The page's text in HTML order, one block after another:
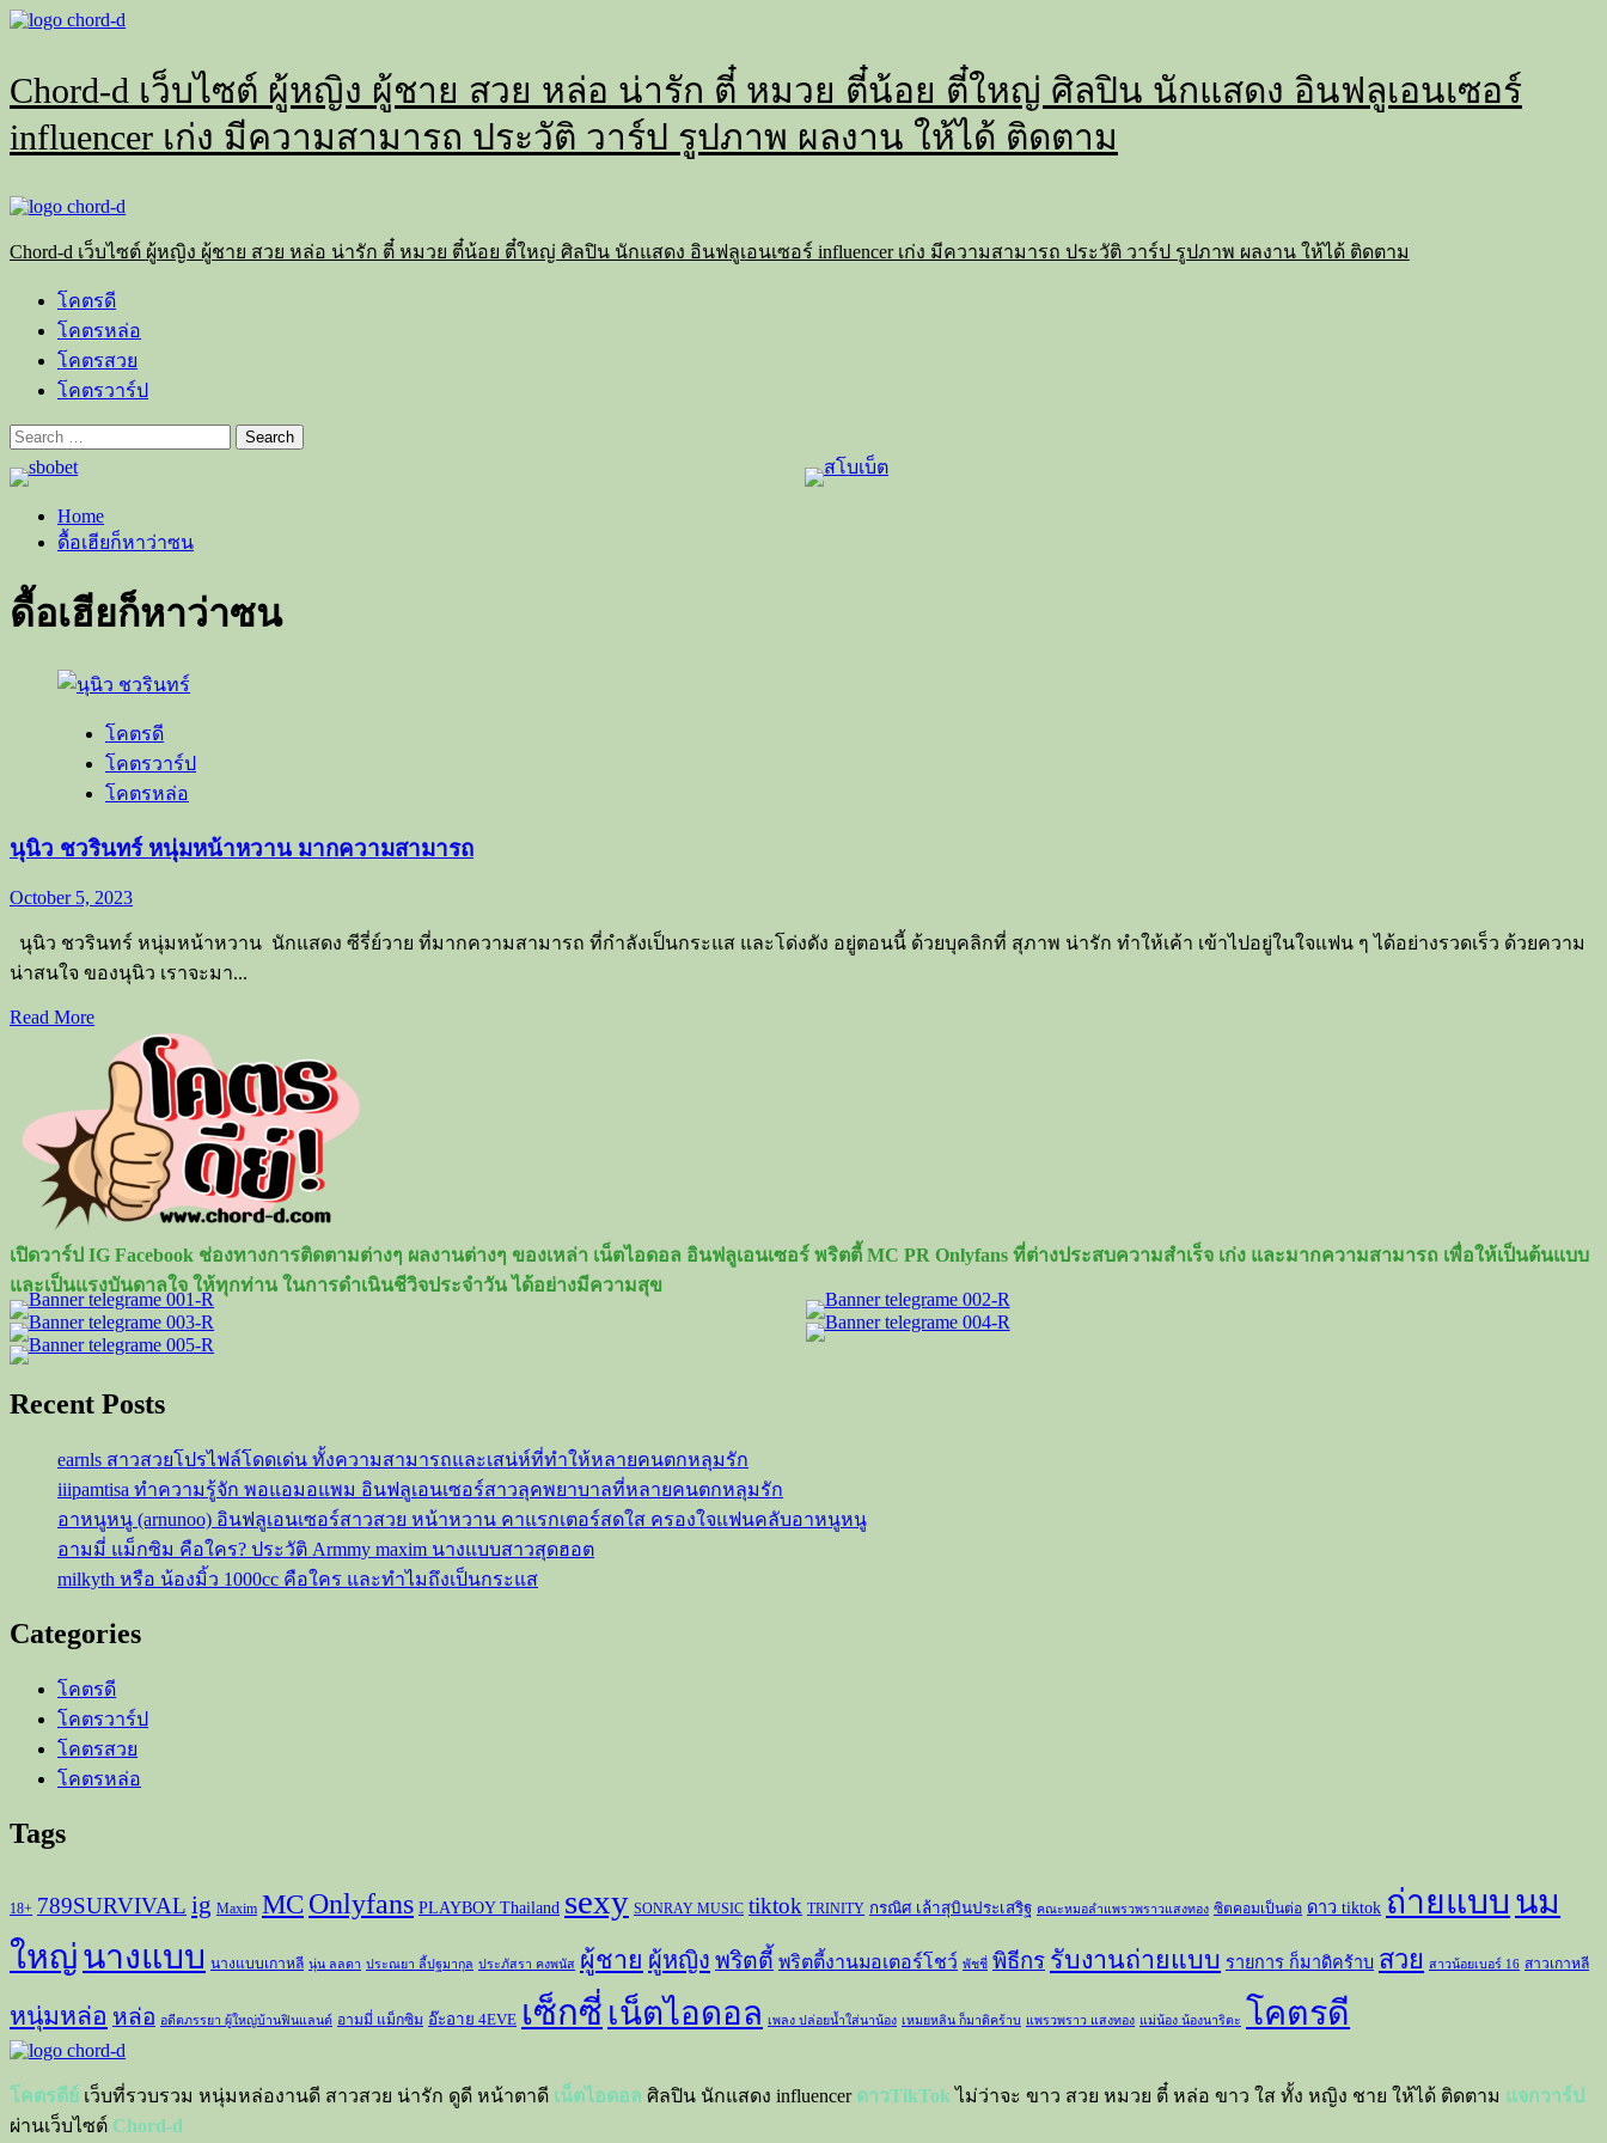
Skip
Chord-d เว็บไซต์ ผู้หญิง ผู้ชาย สวย หล่อ น่ารัก ตี๋ หมวย ตี๋น้อย ตี๋ใหญ่ ศิลปิน นักแสดง อินฟลูเอนเซอร์
influencer เก่ง มีความสามารถ ประวัติ วาร์ป รูปภาพ ผลงาน ให้ได้ ติดตาม
Primary
Chord-d เว็บไซต์ ผู้หญิง ผู้ชาย สวย หล่อ น่ารัก ตี๋ หมวย ตี๋น้อย ตี๋ใหญ่ ศิลปิน นักแสดง อินฟลูเอนเซอร์ influencer เก่ง มีความสามารถ ประวัติ วาร์ป รูปภาพ ผลงาน ให้ได้ ติดตาม
โคตรดี
โคตรหล่อ
โคตรสวย
โคตรวาร์ป
Search
for:
Home
ดื้อเฮียก็หาว่าซน
ดื้อเฮียก็หาว่าซน
โคตรดี
โคตรวาร์ป
โคตรหล่อ
นุนิว ชวรินทร์ หนุ่มหน้าหวาน มากความสามารถ
October 5, 2023
นุนิว ชวรินทร์ หนุ่มหน้าหวาน นักแสดง ซีรี่ย์วาย ที่มากความสามารถ ที่กำลังเป็นกระแส และโด่งดัง อยู่ตอนนี้ ด้วยบุคลิกที่ สุภาพ น่ารัก ทำให้เค้า เข้าไปอยู่ในใจแฟน ๆ ได้อย่างรวดเร็ว ด้วยความ
น่าสนใจ ของนุนิว เราจะมา...
Read MoreRead
about
นิว
ชว
ริ
นทร์
หน้า
หวาน
มาก
ความ
เปิดวาร์ป IG Facebook ช่องทางการติดตามต่างๆ ผลงานต่างๆ ของเหล่า เน็ตไอดอล อินฟลูเอนเซอร์ พริตตี้ MC PR Onlyfans ที่ต่างประสบความสำเร็จ เก่ง และมากความสามารถ เพื่อให้เป็นต้นแบบ
และเป็นแรงบันดาลใจ ให้ทุกท่าน ในการดำเนินชีวิจประจำวัน ได้อย่างมีความสุข
Recent Posts
earnls สาวสวยโปรไฟล์โดดเด่น ทั้งความสามารถและเสน่ห์ที่ทำให้หลายคนตกหลุมรัก
iiipamtisa ทำความรู้จัก พอแอมอแพม อินฟลูเอนเซอร์สาวลุคพยาบาลที่หลายคนตกหลุมรัก
อาหนูหนู (arnunoo) อินฟลูเอนเซอร์สาวสวย หน้าหวาน คาแรกเตอร์สดใส ครองใจแฟนคลับอาหนูหนู
อามมี่ แม็กซิม คือใคร? ประวัติ Armmy maxim นางแบบสาวสุดฮอต
milkyth หรือ น้องมิ้ว 1000cc คือใคร และทำไมถึงเป็นกระแส
Categories
โคตรดี
โคตรวาร์ป
โคตรสวย
โคตรหล่อ
Tags
18+ 789SURVIVAL ig Maxim MC Onlyfans PLAYBOY Thailand sexy SONRAY MUSIC tiktok TRINITY กรณิศ เล้าสุบินประเสริฐ คณะหมอลำแพรวพราวแสงทอง ซิตคอมเป็นต่อ ดาว tiktok ถ่ายแบบ นม
ใหญ่นางแบบ นางแบบเกาหลี นุ่น ลลดา ประณยา ลี้ปฐมากุล ประภัสรา คงพนัส ผู้ชาย ผู้หญิง พริตตี้ พริตตี้งานมอเตอร์โชว์ พัชชี่ พิธีกร รับงานถ่ายแบบ รายการ ก็มาดิคร้าบ สวย สาวน้อยเบอร์ 16 สาวเกาหลี
หนุ่มหล่อ หล่อ อดีตภรรยา ผู้ใหญ่บ้านฟินแลนด์ อามมี่ แม็กซิม อ๊ะอาย 4EVE เซ็กซี่ เน็ตไอดอล เพลง ปล่อยน้ำใส่นาน้อง เหมยหลิน ก็มาดิคร้าบ แพรวพราว แสงทอง แม่น้อง น้องนาริตะ โคตรดี
โคตรดีย์ เว็บที่รวบรวม หนุ่มหล่องานดี สาวสวย น่ารัก ดูดี หน้าตาดี เน็ตไอดอล ศิลปิน นักแสดง influencer ดาวTikTok ไม่ว่าจะ ขาว สวย หมวย ตี๋ หล่อ ขาว ใส ทั้ง หญิง ชาย ให้ได้ ติดตาม แจกวาร์ป
ผ่านเว็บไซต์ Chord-d